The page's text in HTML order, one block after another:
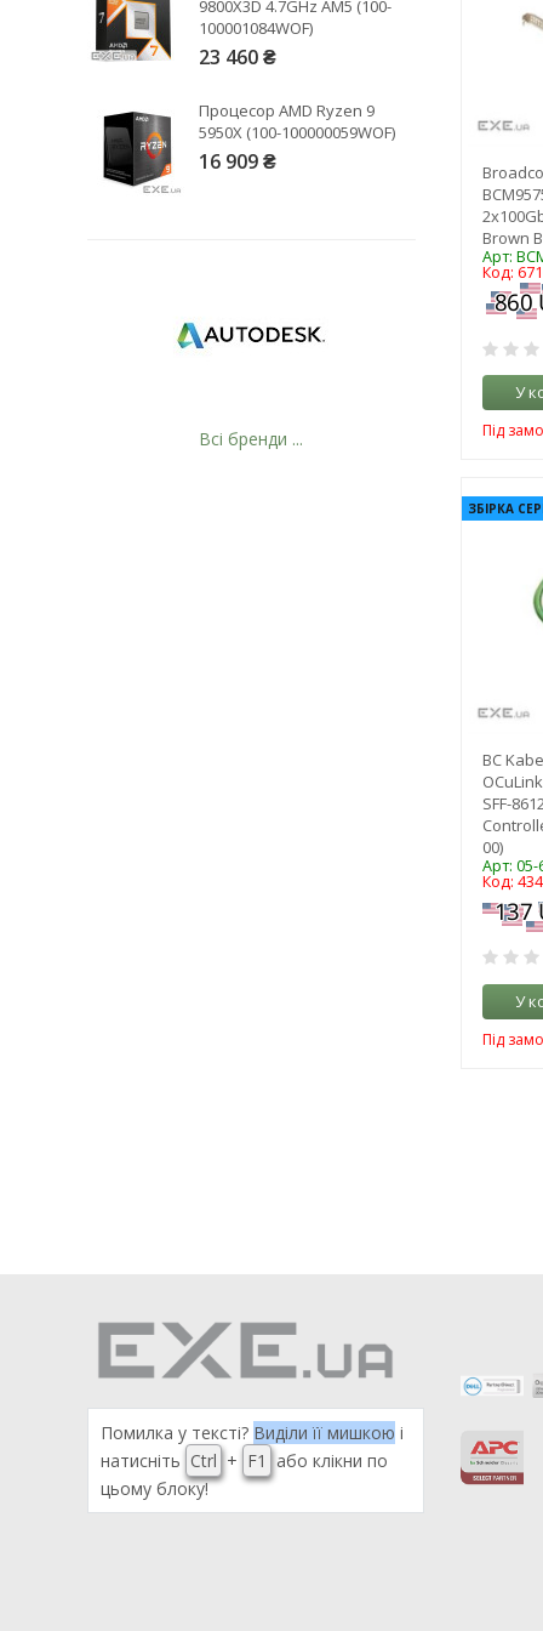
Brown
Арт:
Код:
У
Під
ЗБІРКА
BC
SFF-
00)
Арт: 05-
Код:
У
Під
9800X3D 4.7GHz AM5 (100-
100001084WOF)
23 460 ₴
Процесор AMD Ryzen 9
5950X (100-100000059WOF)
16 909 ₴
Всі бренди ...
Помилка у тексті? Виділи її мишкою і
натисніть Ctrl + F1
або клікни по
цьому блоку!